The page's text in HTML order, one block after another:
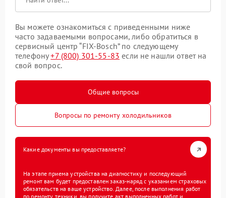
Вы можете ознакомиться с приведенными ниже
часто задаваемыми вопросами, либо обратиться в
сервисный центр “FIX-Bosch” по следующему
телефону+7 (800) 301-55-83 если не нашли ответ на
свой вопрос.
Общие вопросы
Вопросы по ремонту холодильников
Какие документы вы предоставляете?
На этапе приема устройства на диагностику и последующий
ремонт вам будет предоставлен заказ-наряд с указанием страховых
обязательств на ваше устройство. Далее, после выполнения работ
по ремонту техники, вы получите акт выполненных работ и